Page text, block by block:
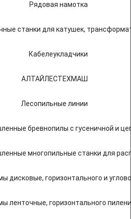
Рядовая намотка
станки для катушек,
Кабелеукладчики
АЛТАЙЛЕСТЕХМАШ
Лесопильные линии
бревнопилы с гусеничной и
многопильные станки для
дисковые, горизонтального и
ленточные, горизонтального